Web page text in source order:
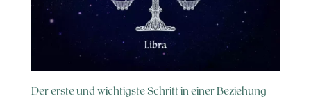
Der erste und wichtigste Schritt in einer Beziehung